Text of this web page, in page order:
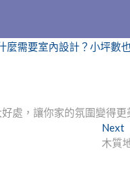
麼需要室內設計？小坪數
處，讓你家的氛圍變得更
Next
木質